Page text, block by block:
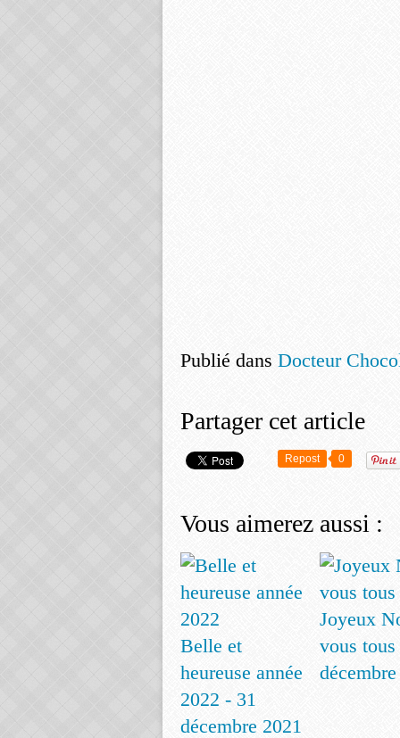
Publié dans Docteur
Partager cet article
Repost 0
Vous aimerez aussi :
Belle et
heureuse année
2022 - 31
décembre 2021
Joyeux
vous